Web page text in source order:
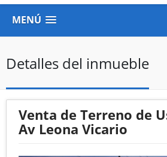
MENÚ
Detalles del inmueble
Venta de Terreno de
Av Leona Vicario